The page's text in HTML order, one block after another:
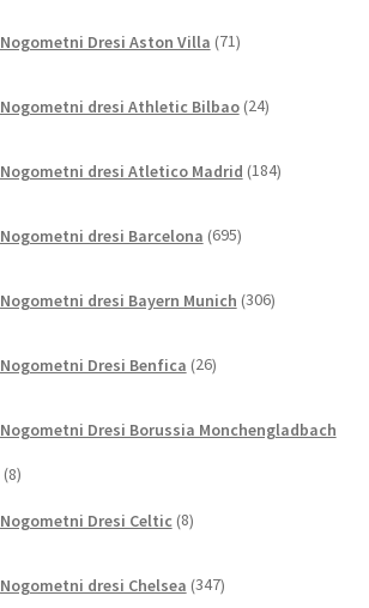
Nogometni Dresi Aston Villa 71izdelkov
Nogometni dresi Athletic Bilbao 24izdelkov
Nogometni dresi Atletico Madrid 184izdelkov
Nogometni dresi Barcelona 695izdelkov
Nogometni dresi Bayern Munich 306izdelkov
Nogometni Dresi Benfica 26izdelkov
Nogometni Dresi Borussia Monchengladbach
88
Nogometni Dresi Celtic 8izdelkov
Nogometni dresi Chelsea 347izdelkov